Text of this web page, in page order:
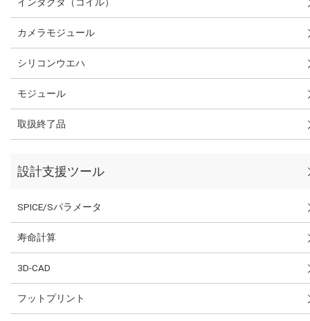
カメラモジュール
シリコンウエハ
モジュール
取扱終了品
設計支援ツール
SPICE/Sパラメータ
寿命計算
3D-CAD
フットプリント